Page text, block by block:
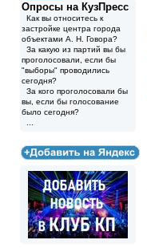
Опросы на КузПресс
Как вы относитесь к
застройке центра города
объектами А. Н. Говора?
За какую из партий вы бы
проголосовали, если бы
"выборы" проводились
сегодня?
За кого проголосовали бы
вы, если бы голосование
было сегодня?